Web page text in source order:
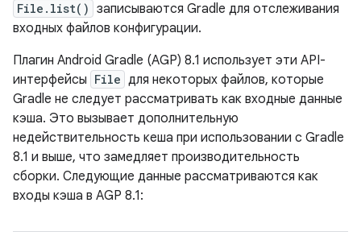
File.list() записываются Gradle для отслеживания
входных файлов конфигурации.
Плагин Android Gradle (AGP) 8.1 использует эти API-
интерфейсы File для некоторых файлов, которые
Gradle не следует рассматривать как входные данные
кэша. Это вызывает дополнительную
недействительность кеша при использовании с Gradle
8.1 и выше, что замедляет производительность
сборки. Следующие данные рассматриваются как
входы кэша в AGP 8.1: